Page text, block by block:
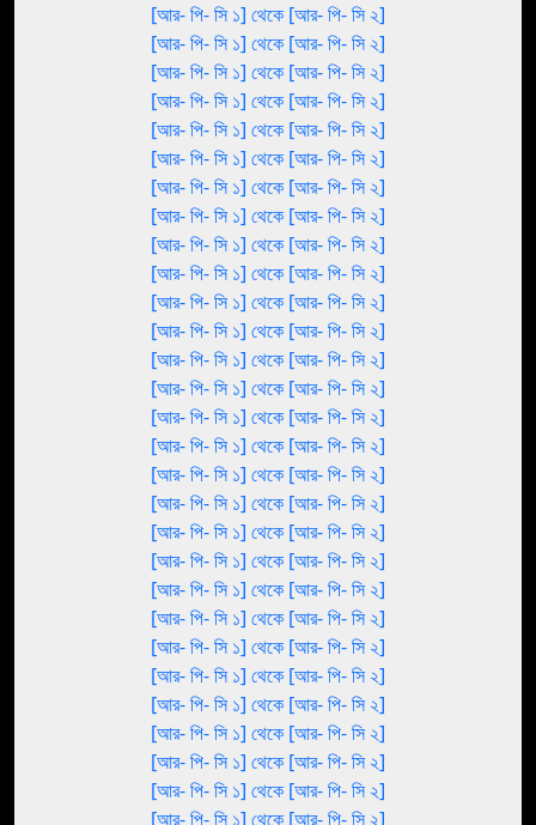
[আর- পি- সি ১] থেকে [আর- পি- সি ২]
[আর- পি- সি ১] থেকে [আর- পি- সি ২]
[আর- পি- সি ১] থেকে [আর- পি- সি ২]
[আর- পি- সি ১] থেকে [আর- পি- সি ২]
[আর- পি- সি ১] থেকে [আর- পি- সি ২]
[আর- পি- সি ১] থেকে [আর- পি- সি ২]
[আর- পি- সি ১] থেকে [আর- পি- সি ২]
[আর- পি- সি ১] থেকে [আর- পি- সি ২]
[আর- পি- সি ১] থেকে [আর- পি- সি ২]
[আর- পি- সি ১] থেকে [আর- পি- সি ২]
[আর- পি- সি ১] থেকে [আর- পি- সি ২]
[আর- পি- সি ১] থেকে [আর- পি- সি ২]
[আর- পি- সি ১] থেকে [আর- পি- সি ২]
[আর- পি- সি ১] থেকে [আর- পি- সি ২]
[আর- পি- সি ১] থেকে [আর- পি- সি ২]
[আর- পি- সি ১] থেকে [আর- পি- সি ২]
[আর- পি- সি ১] থেকে [আর- পি- সি ২]
[আর- পি- সি ১] থেকে [আর- পি- সি ২]
[আর- পি- সি ১] থেকে [আর- পি- সি ২]
[আর- পি- সি ১] থেকে [আর- পি- সি ২]
[আর- পি- সি ১] থেকে [আর- পি- সি ২]
[আর- পি- সি ১] থেকে [আর- পি- সি ২]
[আর- পি- সি ১] থেকে [আর- পি- সি ২]
[আর- পি- সি ১] থেকে [আর- পি- সি ২]
[আর- পি- সি ১] থেকে [আর- পি- সি ২]
[আর- পি- সি ১] থেকে [আর- পি- সি ২]
[আর- পি- সি ১] থেকে [আর- পি- সি ২]
[আর- পি- সি ১] থেকে [আর- পি- সি ২]
[আর- পি- সি ১] থেকে [আর- পি- সি ২]